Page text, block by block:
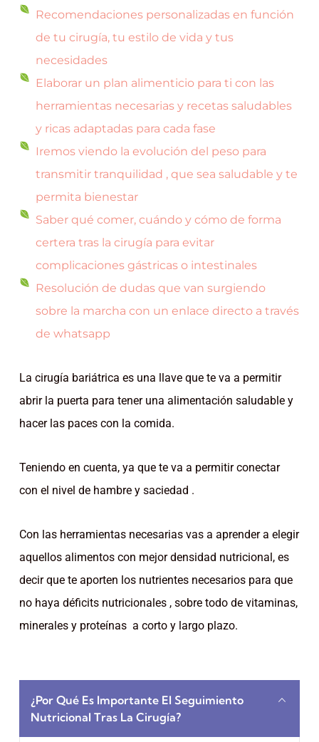
Recomendaciones personalizadas en función
de tu cirugía, tu estilo de vida y tus
necesidades
Elaborar un plan alimenticio para ti con las
herramientas necesarias y recetas saludables
y ricas adaptadas para cada fase
Iremos viendo la evolución del peso para
transmitir tranquilidad , que sea saludable y te
permita bienestar
Saber qué comer, cuándo y cómo de forma
certera tras la cirugía para evitar
complicaciones gástricas o intestinales
Resolución de dudas que van surgiendo
sobre la marcha con un enlace directo a través
de whatsapp
La cirugía bariátrica es una llave que te va a permitir
abrir la puerta para tener una alimentación saludable y
hacer las paces con la comida.
Teniendo en cuenta, ya que te va a permitir conectar
con el nivel de hambre y saciedad .
Con las herramientas necesarias vas a aprender a elegir
aquellos alimentos con mejor densidad nutricional, es
decir que te aporten los nutrientes necesarios para que
no haya déficits nutricionales , sobre todo de vitaminas,
minerales y proteínas a corto y largo plazo.
¿Por Qué Es Importante El Seguimiento
Nutricional Tras La Cirugía?